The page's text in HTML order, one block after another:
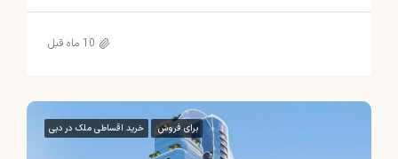
10 ماه قبل
برای فروش خرید اقساطی ملک در دبی